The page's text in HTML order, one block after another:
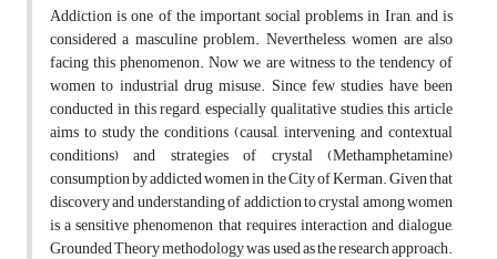
Addiction is one of the important social problems in Iran, and is
considered a masculine problem. Nevertheless, women are also
facing this phenomenon. Now we are witness to the tendency of
women to industrial drug misuse. Since few studies have been
conducted in this regard, especially qualitative studies, this article
aims to study the conditions (causal, intervening, and contextual
conditions) and strategies of crystal (Methamphetamine)
consumption by addicted women in the City of Kerman. Given that
discovery and understanding of addiction to crystal among women
is a sensitive phenomenon that requires interaction and dialogue,
Grounded Theory methodology was used as the research approach.